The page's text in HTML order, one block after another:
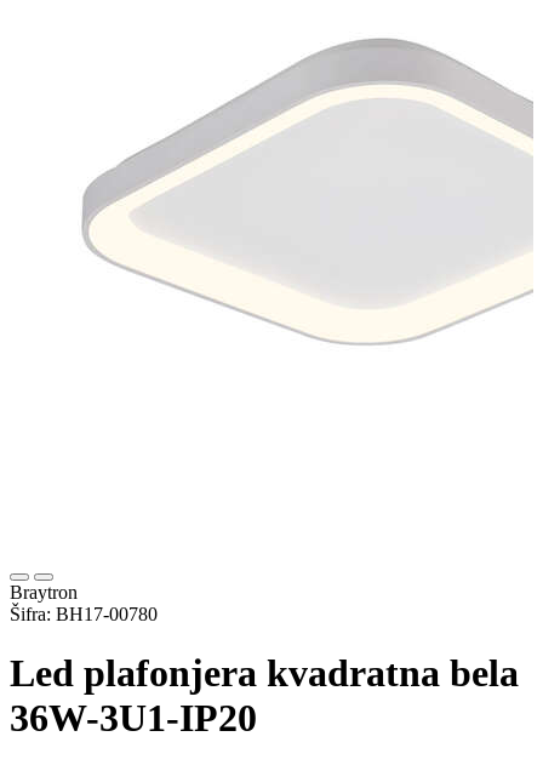
Braytron
Šifra: BH17-00780
Led plafonjera kvadratna bela
36W-3U1-IP20